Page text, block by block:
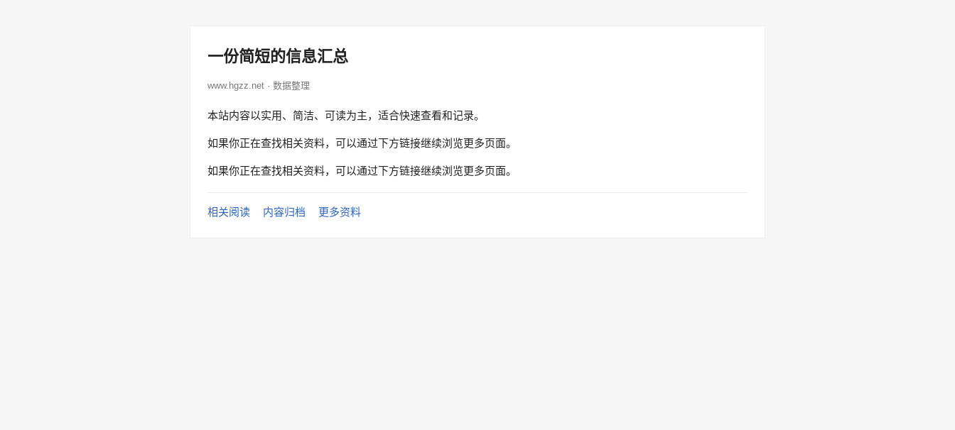
一份简短的信息汇总
www.hgzz.net · 数据整理
本站内容以实用、简洁、可读为主，适合快速查看和记录。
如果你正在查找相关资料，可以通过下方链接继续浏览更多页面。
如果你正在查找相关资料，可以通过下方链接继续浏览更多页面。
相关阅读 内容归档 更多资料